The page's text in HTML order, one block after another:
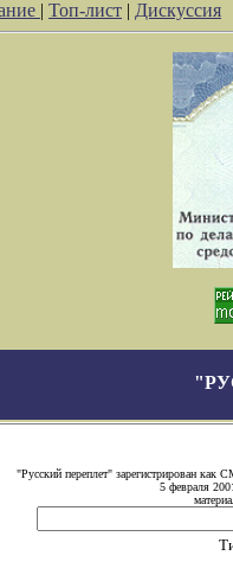
| Топ-лист | Дискуссия
"Русский переплет" зарегистрирован как
5 февраля